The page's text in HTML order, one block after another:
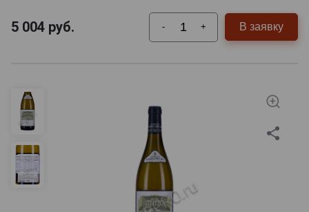
5 004 руб. - + В заявку